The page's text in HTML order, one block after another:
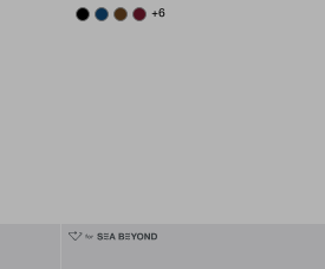
BLACKBALTIC BLUE
BRANDY
BURGUNDY
+6